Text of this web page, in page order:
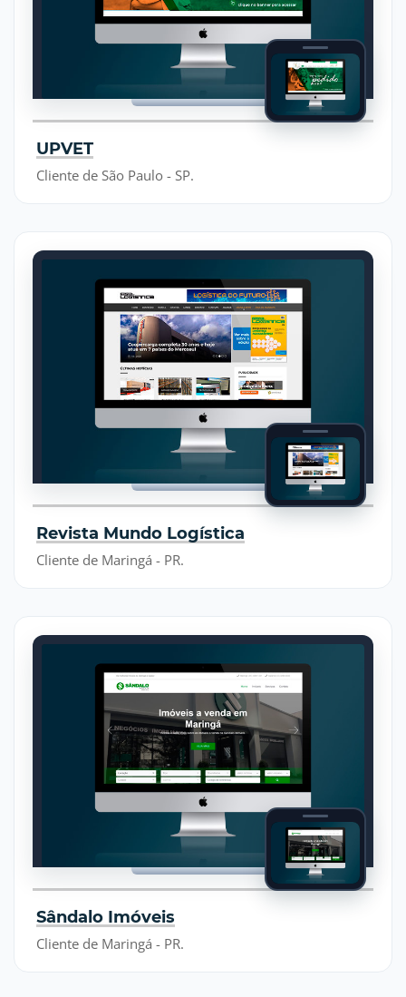
UPVET
Cliente de São Paulo - SP.
Revista Mundo Logística
Cliente de Maringá - PR.
Sândalo Imóveis
Cliente de Maringá - PR.